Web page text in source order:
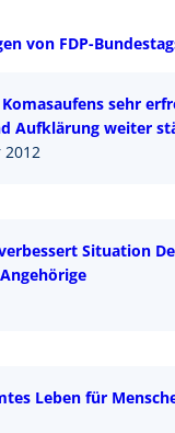
von FDP-
sehr
Aufklärung weiter
Situation
Leben für